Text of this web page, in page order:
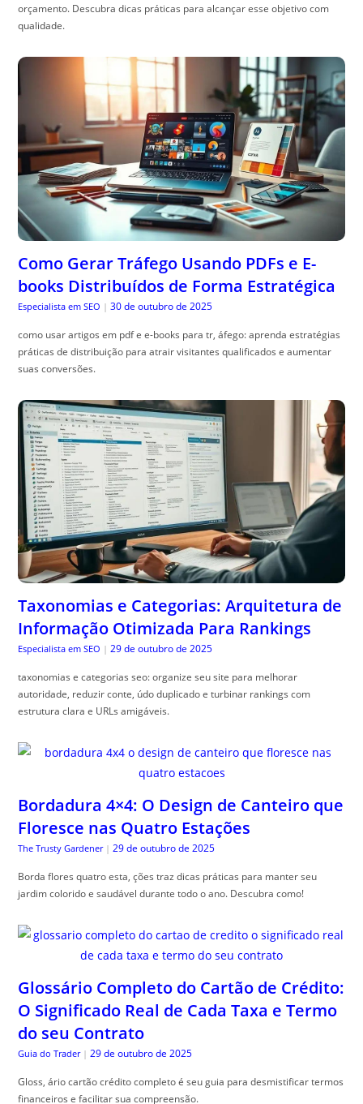
orçamento. Descubra dicas práticas para alcançar esse objetivo com
qualidade.
Como Gerar Tráfego Usando PDFs e E-
books Distribuídos de Forma Estratégica
Especialista em SEO | 30 de outubro de 2025
como usar artigos em pdf e e-books para tr, áfego: aprenda estratégias
práticas de distribuição para atrair visitantes qualificados e aumentar
suas conversões.
Taxonomias e Categorias: Arquitetura de
Informação Otimizada Para Rankings
Especialista em SEO | 29 de outubro de 2025
taxonomias e categorias seo: organize seu site para melhorar
autoridade, reduzir conte, údo duplicado e turbinar rankings com
estrutura clara e URLs amigáveis.
Bordadura 4×4: O Design de Canteiro que
Floresce nas Quatro Estações
The Trusty Gardener | 29 de outubro de 2025
Borda flores quatro esta, ções traz dicas práticas para manter seu
jardim colorido e saudável durante todo o ano. Descubra como!
Glossário Completo do Cartão de Crédito:
O Significado Real de Cada Taxa e Termo
do seu Contrato
Guia do Trader | 29 de outubro de 2025
Gloss, ário cartão crédito completo é seu guia para desmistificar termos
financeiros e facilitar sua compreensão.